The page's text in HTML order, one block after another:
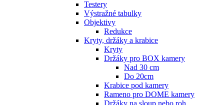
Testery
Výstražné tabulky
Objektivy
Redukce
Kryty, držáky a krabice
Kryty
Držáky pro BOX kamery
Nad 30 cm
Do 20cm
Krabice pod kamery
Rameno pro DOME kamery